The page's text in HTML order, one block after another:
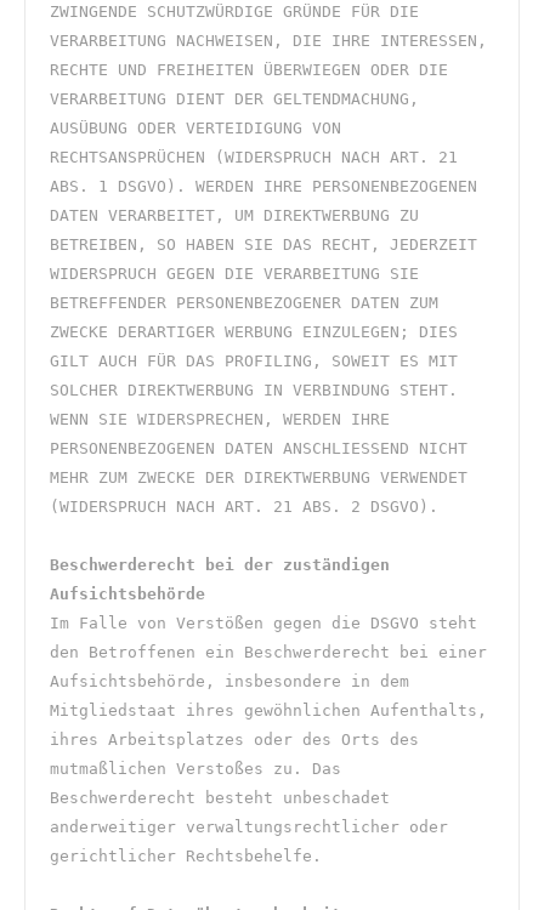
ZWINGENDE SCHUTZWÜRDIGE GRÜNDE FÜR DIE
VERARBEITUNG NACHWEISEN, DIE IHRE INTERESSEN,
RECHTE UND FREIHEITEN ÜBERWIEGEN ODER DIE
VERARBEITUNG DIENT DER GELTENDMACHUNG,
AUSÜBUNG ODER VERTEIDIGUNG VON
RECHTSANSPRÜCHEN (WIDERSPRUCH NACH ART. 21
ABS. 1 DSGVO). WERDEN IHRE PERSONENBEZOGENEN
DATEN VERARBEITET, UM DIREKTWERBUNG ZU
BETREIBEN, SO HABEN SIE DAS RECHT, JEDERZEIT
WIDERSPRUCH GEGEN DIE VERARBEITUNG SIE
BETREFFENDER PERSONENBEZOGENER DATEN ZUM
ZWECKE DERARTIGER WERBUNG EINZULEGEN; DIES
GILT AUCH FÜR DAS PROFILING, SOWEIT ES MIT
SOLCHER DIREKTWERBUNG IN VERBINDUNG STEHT.
WENN SIE WIDERSPRECHEN, WERDEN IHRE
PERSONENBEZOGENEN DATEN ANSCHLIESSEND NICHT
MEHR ZUM ZWECKE DER DIREKTWERBUNG VERWENDET
(WIDERSPRUCH NACH ART. 21 ABS. 2 DSGVO).
Beschwerderecht bei der zuständigen
Aufsichtsbehörde
Im Falle von Verstößen gegen die DSGVO steht
den Betroffenen ein Beschwerderecht bei einer
Aufsichtsbehörde, insbesondere in dem
Mitgliedstaat ihres gewöhnlichen Aufenthalts,
ihres Arbeitsplatzes oder des Orts des
mutmaßlichen Verstoßes zu. Das
Beschwerderecht besteht unbeschadet
anderweitiger verwaltungsrechtlicher oder
gerichtlicher Rechtsbehelfe.